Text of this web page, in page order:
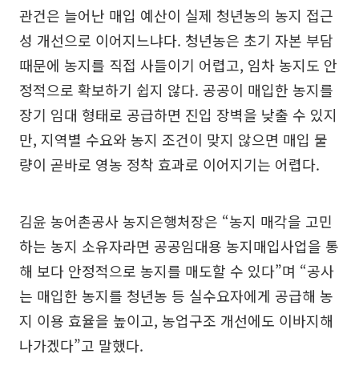
관건은 늘어난 매입 예산이 실제 청년농의 농지 접근
성 개선으로 이어지느냐다. 청년농은 초기 자본 부담
때문에 농지를 직접 사들이기 어렵고, 임차 농지도 안
정적으로 확보하기 쉽지 않다. 공공이 매입한 농지를
장기 임대 형태로 공급하면 진입 장벽을 낮출 수 있지
만, 지역별 수요와 농지 조건이 맞지 않으면 매입 물
량이 곧바로 영농 정착 효과로 이어지기는 어렵다.
김윤 농어촌공사 농지은행처장은 “농지 매각을 고민
하는 농지 소유자라면 공공임대용 농지매입사업을 통
해 보다 안정적으로 농지를 매도할 수 있다”며 “공사
는 매입한 농지를 청년농 등 실수요자에게 공급해 농
지 이용 효율을 높이고, 농업구조 개선에도 이바지해
나가겠다”고 말했다.